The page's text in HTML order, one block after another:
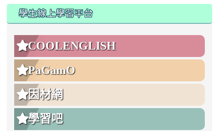
學生線上學習平台
COOLENGLISH
PaGamO
因材網
學習吧